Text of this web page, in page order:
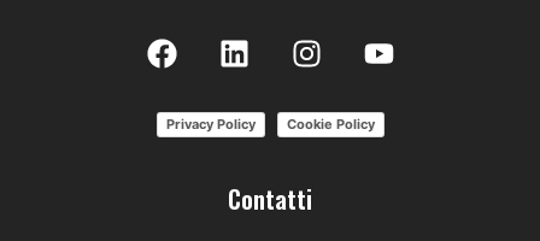
Privacy Policy Cookie Policy
Contatti